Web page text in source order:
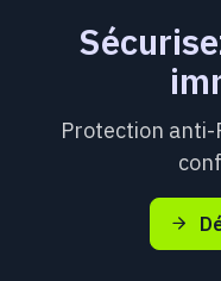
Protection anti-